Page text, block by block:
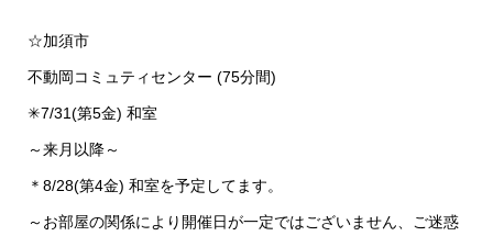
☆加須市
不動岡コミュティセンター (75分間)
✳︎7/31(第5金) 和室
～来月以降～
＊8/28(第4金) 和室を予定してます。
～お部屋の関係により開催日が一定ではございません、ご迷惑